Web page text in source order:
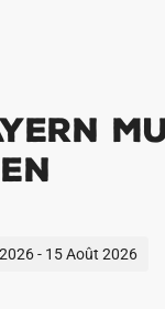
- 15 Août 2026